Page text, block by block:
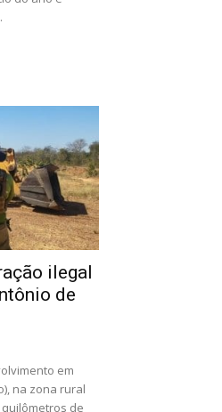
ilegal
de
em
na zona rural
de